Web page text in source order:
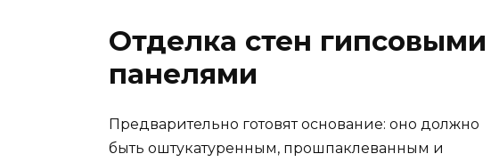
Отделка стен гипсовыми
панелями
Предварительно готовят основание: оно должно
быть оштукатуренным, прошпаклеванным и